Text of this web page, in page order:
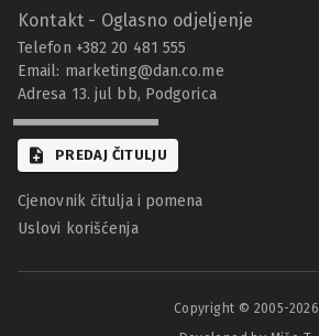
Kontakt - Oglasno odjeljenje
Telefon +382 20 481 555
Email: marketing@dan.co.me
Adresa 13. jul bb, Podgorica
PREDAJ ČITULJU
Cjenovnik čitulja i pomena
Uslovi korišćenja
Copyright © 2005-2026